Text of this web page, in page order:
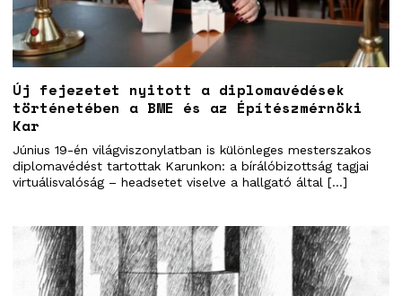
Új fejezetet nyitott a diplomavédések
történetében a BME és az Építészmérnöki
Kar
Június 19-én világviszonylatban is különleges mesterszakos
diplomavédést tartottak Karunkon: a bírálóbizottság tagjai
virtuálisvalóság – headsetet viselve a hallgató által […]